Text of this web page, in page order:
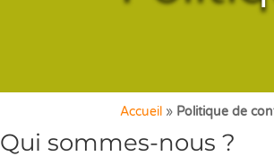
Accueil » Politique de
Qui sommes-nous ?